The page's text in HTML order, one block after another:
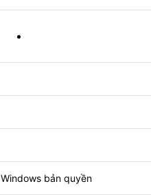
Windows bản quyền